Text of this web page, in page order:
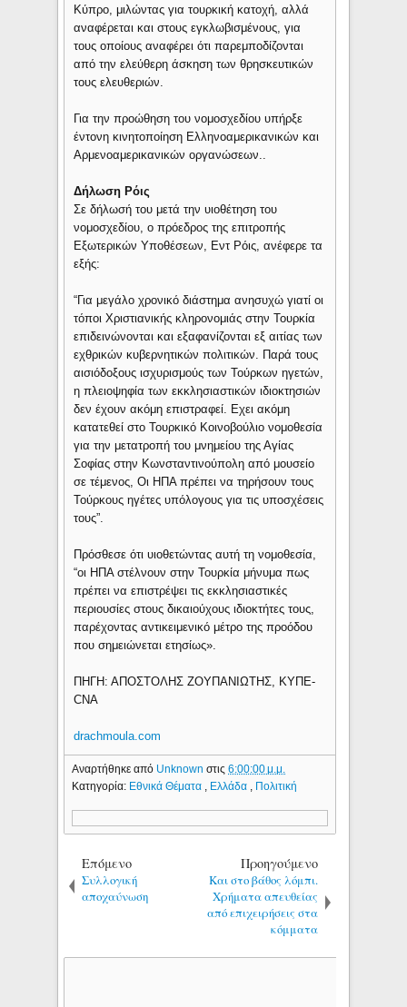
Κύπρο, μιλώντας για τουρκική κατοχή, αλλά
αναφέρεται και στους εγκλωβισμένους, για
τους οποίους αναφέρει ότι παρεμποδίζονται
από την ελεύθερη άσκηση των θρησκευτικών
τους ελευθεριών.
Για την προώθηση του νομοσχεδίου υπήρξε
έντονη κινητοποίηση Ελληνοαμερικανικών και
Αρμενοαμερικανικών οργανώσεων..
Δήλωση Ρόις
Σε δήλωσή του μετά την υιοθέτηση του
νομοσχεδίου, ο πρόεδρος της επιτροπής
Εξωτερικών Υποθέσεων, Εντ Ρόις, ανέφερε τα
εξής:
“Για μεγάλο χρονικό διάστημα ανησυχώ γιατί οι
τόποι Χριστιανικής κληρονομιάς στην Τουρκία
επιδεινώνονται και εξαφανίζονται εξ αιτίας των
εχθρικών κυβερνητικών πολιτικών. Παρά τους
αισιόδοξους ισχυρισμούς των Τούρκων ηγετών,
η πλειοψηφία των εκκλησιαστικών ιδιοκτησιών
δεν έχουν ακόμη επιστραφεί. Εχει ακόμη
κατατεθεί στο Τουρκικό Κοινοβούλιο νομοθεσία
για την μετατροπή του μνημείου της Αγίας
Σοφίας στην Κωνσταντινούπολη από μουσείο
σε τέμενος, Οι ΗΠΑ πρέπει να τηρήσουν τους
Τούρκους ηγέτες υπόλογους για τις υποσχέσεις
τους”.
Πρόσθεσε ότι υιοθετώντας αυτή τη νομοθεσία,
“οι ΗΠΑ στέλνουν στην Τουρκία μήνυμα πως
πρέπει να επιστρέψει τις εκκλησιαστικές
περιουσίες στους δικαιούχους ιδιοκτήτες τους,
παρέχοντας αντικειμενικό μέτρο της προόδου
που σημειώνεται ετησίως».
ΠΗΓΗ: ΑΠΟΣΤΟΛΗΣ ΖΟΥΠΑΝΙΩΤΗΣ, ΚΥΠΕ-
CNA
drachmoula.com
Αναρτήθηκε από Unknownστις6:00:00 μ.μ.
Κατηγορία: Εθνικά Θέματα , Ελλάδα , Πολιτική
Επόμενο
Συλλογική
αποχαύνωση
Προηγούμενο
Και στο βάθος λόμπι.
Χρήματα απευθείας
από επιχειρήσεις στα
κόμματα